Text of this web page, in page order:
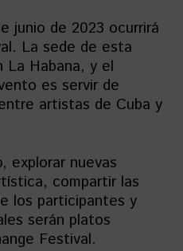
junio de 2023 ocurrirá
La sede de esta
La Habana, y el
es servir de
artistas de Cuba y
explorar nuevas
compartir las
los participantes y
serán platos
Festival.